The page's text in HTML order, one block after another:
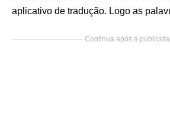
aplicativo de tradução. Logo as
Continua após a